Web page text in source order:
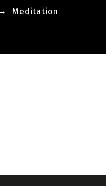
Meditation